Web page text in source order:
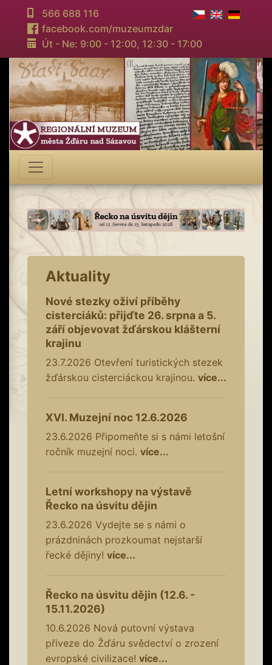
566 688 116
facebook.com/muzeumzdar
Út - Ne: 9:00 - 12:00, 12:30 - 17:00
Aktuality
Nové stezky oživí příběhy
cisterciáků: přijďte 26. srpna a 5.
září objevovat žďárskou klášterní
krajinu
23.7.2026 Otevření turistických stezek
žďárskou cisterciáckou krajinou. více...
XVI. Muzejní noc 12.6.2026
23.6.2026 Připomeňte si s námi letošní
ročník muzejní noci. více...
Letní workshopy na výstavě
Řecko na úsvitu dějin
23.6.2026 Vydejte se s námi o
prázdninách prozkoumat nejstarší
řecké dějiny! více...
Řecko na úsvitu dějin (12.6. -
15.11.2026)
10.6.2026 Nová putovní výstava
přiveze do Žďáru svědectví o zrození
evropské civilizace! více...